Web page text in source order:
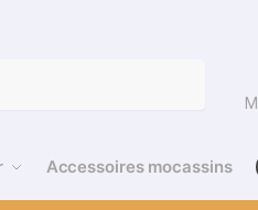
Accessoires mocassins